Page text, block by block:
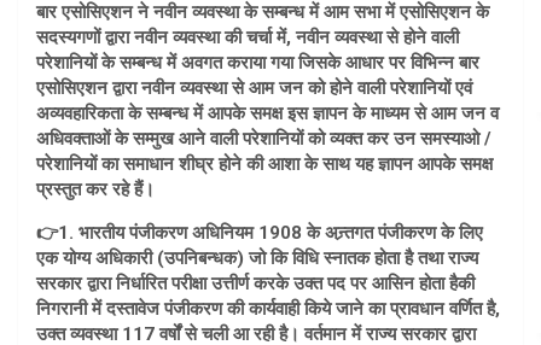
बार एसोसिएशन ने नवीन व्यवस्था के सम्बन्ध में आम सभा में एसोसिएशन के
सदस्यगणों द्वारा नवीन व्यवस्था की चर्चा में, नवीन व्यवस्था से होने वाली
परेशानियों के सम्बन्ध में अवगत कराया गया जिसके आधार पर विभिन्न बार
एसोसिएशन द्वारा नवीन व्यवस्था से आम जन को होने वाली परेशानियों एवं
अव्यवहारिकता के सम्बन्ध में आपके समक्ष इस ज्ञापन के माध्यम से आम जन व
अधिवक्ताओं के सम्मुख आने वाली परेशानियों को व्यक्त कर उन समस्याओ /
परेशानियों का समाधान शीघ्र होने की आशा के साथ यह ज्ञापन आपके समक्ष
प्रस्तुत कर रहे हैं।
👉1. भारतीय पंजीकरण अधिनियम 1908 के अन्र्तगत पंजीकरण के लिए
एक योग्य अधिकारी (उपनिबन्धक) जो कि विधि स्नातक होता है तथा राज्य
सरकार द्वारा निर्धारित परीक्षा उत्तीर्ण करके उक्त पद पर आसिन होता हैकी
निगरानी में दस्तावेज पंजीकरण की कार्यवाही किये जाने का प्रावधान वर्णित है,
उक्त व्यवस्था 117 वर्षों से चली आ रही है। वर्तमान में राज्य सरकार द्वारा